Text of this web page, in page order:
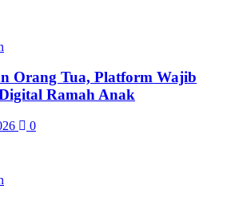
Orang Tua, Platform Wajib
Ramah Anak
0